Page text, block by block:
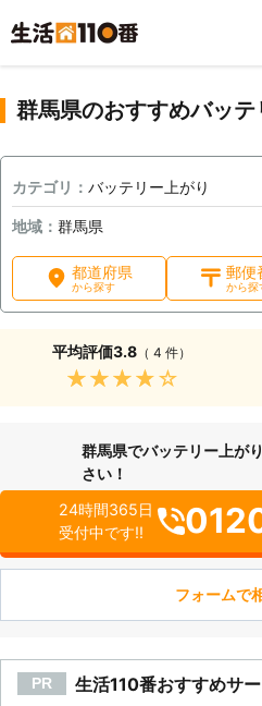
群馬県のおすすめバッ
カテゴリ： バッテリー上がり
地域： 群馬県
都道府県
から探す
郵便
から探
平均評価3.8 （ 4 件）
★★★★★
群馬県でバッテリー上が
さい！
24時間365日
受付中です!!
フォームで
PR 生活110番おすすめサ